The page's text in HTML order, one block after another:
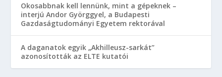
Okosabbnak kell lennünk, mint a gépeknek –
interjú Andor Györggyel, a Budapesti
Gazdaságtudományi Egyetem rektorával
A daganatok egyik „Akhilleusz-sarkát”
azonosították az ELTE kutatói